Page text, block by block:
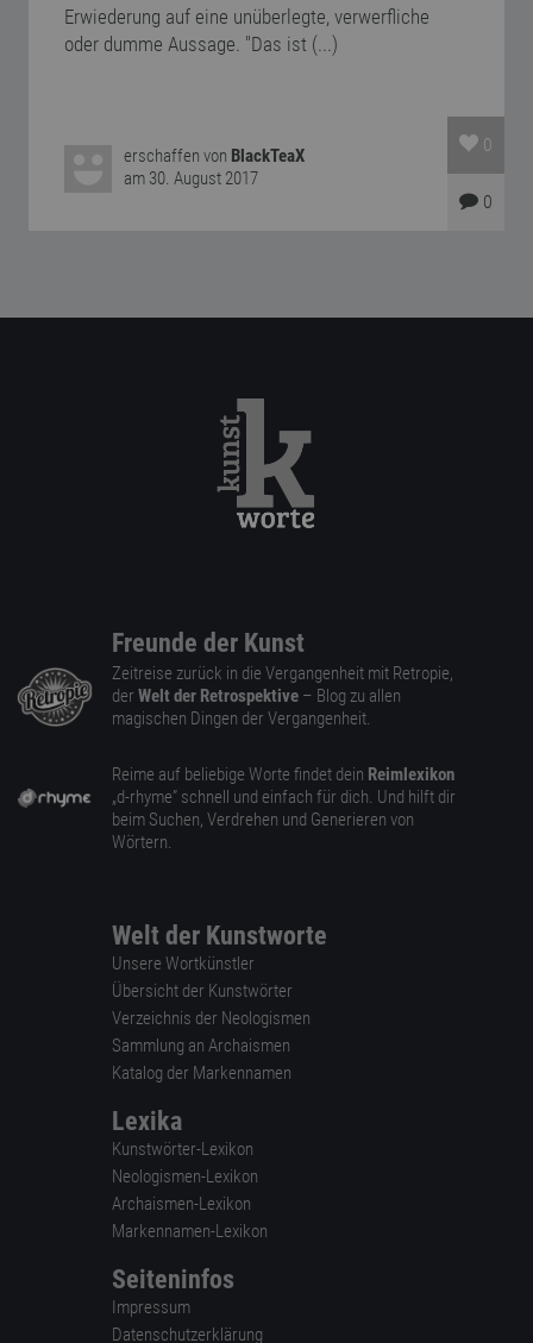
Erwiederung auf eine unüberlegte, verwerfliche
oder dumme Aussage. "Das ist (...)
erschaffen von BlackTeaX
am 30. August 2017
0
0
Freunde der Kunst
Zeitreise zurück in die Vergangenheit mit Retropie,
der Welt der Retrospektive – Blog zu allen
magischen Dingen der Vergangenheit.
Reime auf beliebige Worte findet dein Reimlexikon
„d-rhyme” schnell und einfach für dich. Und hilft dir
beim Suchen, Verdrehen und Generieren von
Wörtern.
Welt der Kunstworte
Unsere Wortkünstler
Übersicht der Kunstwörter
Verzeichnis der Neologismen
Sammlung an Archaismen
Katalog der Markennamen
Lexika
Kunstwörter-Lexikon
Neologismen-Lexikon
Archaismen-Lexikon
Markennamen-Lexikon
Seiteninfos
Impressum
Datenschutzerklärung